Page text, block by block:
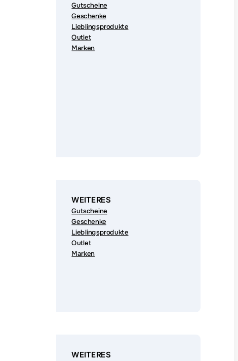
Gutscheine
Geschenke
Lieblingsprodukte
Outlet
Marken
WEITERES
Gutscheine
Geschenke
Lieblingsprodukte
Outlet
Marken
WEITERES